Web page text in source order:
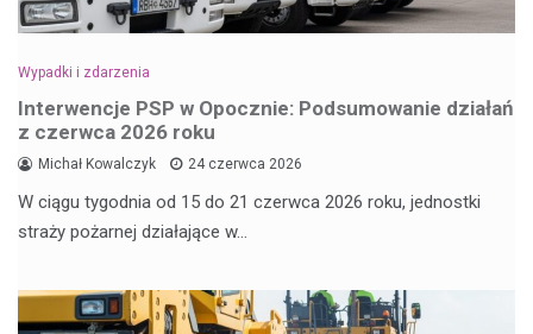
Wypadki i zdarzenia
Interwencje PSP w Opocznie: Podsumowanie działań
z czerwca 2026 roku
Michał Kowalczyk 24 czerwca 2026
W ciągu tygodnia od 15 do 21 czerwca 2026 roku, jednostki
straży pożarnej działające w…